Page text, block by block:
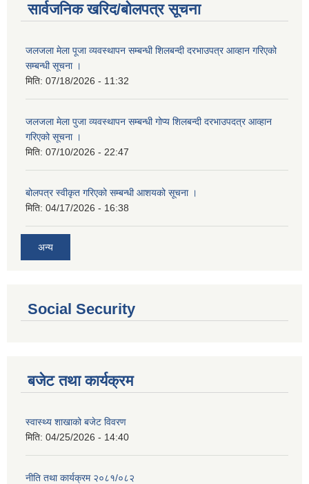
सार्वजनिक खरिद/बोलपत्र सूचना
जलजला मेला पूजा व्यवस्थापन सम्बन्धी शिलबन्दी दरभाउपत्र आव्हान गरिएको
सम्बन्धी सूचना ।
मिति: 07/18/2026 - 11:32
जलजला मेला पुजा व्यवस्थापन सम्बन्धी गोप्य शिलबन्दी दरभाउपदत्र आव्हान
गरिएको सूचना ।
मिति: 07/10/2026 - 22:47
बोलपत्र स्वीकृत गरिएको सम्बन्धी आशयको सूचना ।
मिति: 04/17/2026 - 16:38
अन्य
Social Security
बजेट तथा कार्यक्रम
स्वास्थ्य शाखाको बजेट विवरण
मिति: 04/25/2026 - 14:40
नीति तथा कार्यक्रम २०८१/०८२